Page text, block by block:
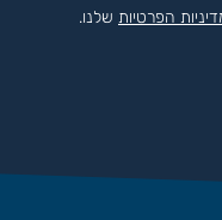
הפרטיות שלנו.